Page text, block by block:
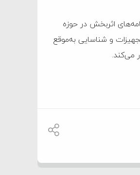
اثربخش در حوزه
و شناسایی به‌موقع
می‌کند.